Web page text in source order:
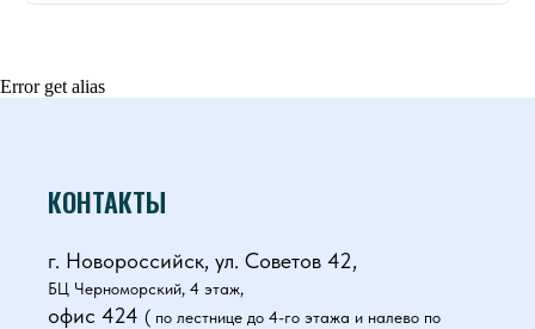
Error get alias
КОНТАКТЫ
г. Новороссийск, ул. Советов 42,
БЦ Черноморский, 4 этаж,
офис 424 ( по лестнице до 4-го этажа и налево по